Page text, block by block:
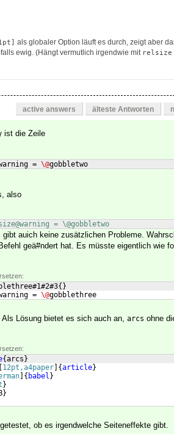
als globaler Option läuft es durch, zeigt aber
ewig. (Hängt vermutlich irgendwie mit relsize
active answers älteste Antworten
ist die Zeile
= \@gobbletwo
also
= \@gobbletwo
gibt auich keine zusätzlichen Probleme.
geä#ndert hat. Es müsste eigentlich wie
{ }
= \@gobblethree
Lösung bietet es sich auch an, arcs ohne
{arcs }
12pt,a4paper {article}
{ babel }
}
}
ob es irgendwelche Seiteneffekte gibt.